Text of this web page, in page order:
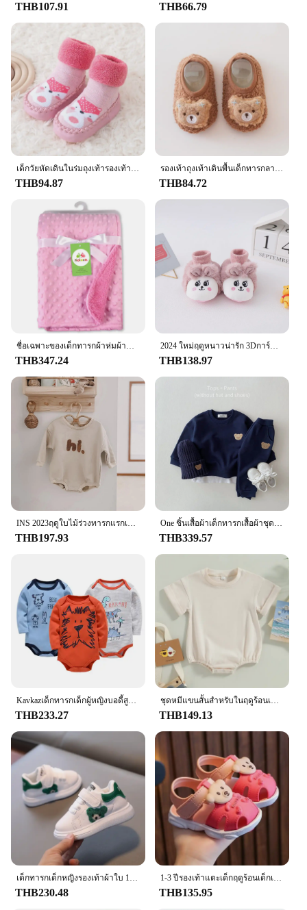
THB107.91 THB66.79
เด็กวัยหัดเดินในร่มถุงเท้ารองเท้า Prewalker ทารกแรกเกิดเด็กฤดูหนาวหนา Terry ผ้าฝ้ายเด็กผู้หญิงถุงเท้ายาง Sole การ์ตูนเด็กทารกตลกถุงเท้า
THB94.87
รองเท้าถุงเท้าเดินพื้นเด็กทารกลายกบสีเขียวหนารองเท้าถุงเท้าเด็กวัยหัดเดินรองเท้ากันลื่นพื้นนุ่มรองเท้าเด็กเพื่อการศึกษาปฐมวัย
THB84.72
ชื่อเฉพาะของเด็กทารกผ้าห่มผ้าห่มแบบสั่งทำสำหรับเด็กแรกเกิดเตียงห่อของขวัญวันเกิดเด็กหญิงรถเข็นเด็กวัยหัดเดินผ้าห่ม
THB347.24
2024 ใหม่ฤดูหนาวน่ารัก 3Dการ์ตูนสัตว์รองเท้าเด็ก,ทารกแรกเกิดWarm Fluffyทารกถุงเท้ารองเท้าNon-Skidรองเท้าแตะในร่ม
THB138.97
INS 2023ฤดูใบไม้ร่วงทารกแรกเกิดเด็กทารกRompersเด็กทารกผ้าฝ้ายแขนยาวHiเย็บปักถักร้อยเด็กทารกJumpsuitsเสื้อผ้าเด็ก0-18M
THB197.93
One ชิ้นเสื้อผ้าเด็กทารกเสื้อผ้าชุดทารกแรกเกิดเด็กทารกแขนยาวบราเดอร์เล็กๆน้อยๆ Romper Jumpsuit เสื้อผ้าเด็กทารกชุด
THB339.57
Kavkazเด็กทารกเด็กผู้หญิงบอดี้สูท6 PCS 3 PCSเสื้อแขนยาวผ้าฝ้าย100% เสื้อผ้าเด็ก0-12เดือนทารกแรกเกิดbody Bebe Jumpsuitเสื้อผ้า
THB233.27
ชุดหมีแขนสั้นสำหรับในฤดูร้อนเด็กทารก0-24months ชายและหญิงชุดบอดี้สูทสีกากีสีเขียวสีเบจชุดติดกันสำหรับแบบลำลองสำหรับเด็กผู้หญิงและเด็กแรกเกิด
THB149.13
เด็กทารกเด็กหญิงรองเท้าผ้าใบ 1-6 ปีเด็กวัยหัดเดินแฟชั่นกีฬารองเท้าเด็กBreathable Board Flatsรองเท้าเด็ก
THB230.48
1-3 ปีรองเท้าแตะเด็กฤดูร้อนเด็กเล็กรองเท้าชายหาดสําหรับทารกแห้งเร็วเด็กวัยหัดเดิน Boys Girls รองเท้าแตะน่ารักสีน้ําตาล, สีชมพู, สีแดง, สีฟ้า
THB135.95